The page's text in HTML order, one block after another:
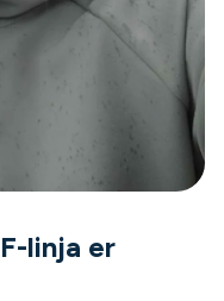
linja er